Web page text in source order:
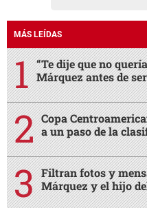
MÁS LEÍDAS
“Te dije que no
Márquez antes de
Copa
a un paso de la
Filtran fotos y
Márquez y el hijo